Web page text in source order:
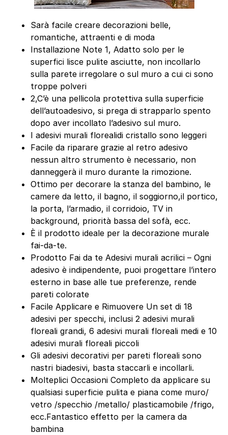
Sarà facile creare decorazioni belle,
romantiche, attraenti e di moda
Installazione Note 1, Adatto solo per le
superfici lisce pulite asciutte, non incollarlo
sulla parete irregolare o sul muro a cui ci sono
troppe polveri
2,C’è una pellicola protettiva sulla superficie
dell’autoadesivo, si prega di strapparlo spento
dopo aver incollato l’adesivo sul muro.
I adesivi murali florealidi cristallo sono leggeri
Facile da riparare grazie al retro adesivo
nessun altro strumento è necessario, non
danneggerà il muro durante la rimozione.
Ottimo per decorare la stanza del bambino, le
camere da letto, il bagno, il soggiorno,il portico,
la porta, l’armadio, il corridoio, TV in
background, priorità bassa del sofà, ecc.
È il prodotto ideale per la decorazione murale
fai-da-te.
Prodotto Fai da te Adesivi murali acrilici – Ogni
adesivo è indipendente, puoi progettare l’intero
esterno in base alle tue preferenze, rende
pareti colorate
Facile Applicare e Rimuovere Un set di 18
adesivi per specchi, inclusi 2 adesivi murali
floreali grandi, 6 adesivi murali floreali medi e 10
adesivi murali floreali piccoli
Gli adesivi decorativi per pareti floreali sono
nastri biadesivi, basta staccarli e incollarli.
Molteplici Occasioni Completo da applicare su
qualsiasi superficie pulita e piana come muro/
vetro /specchio /metallo/ plasticamobile /frigo,
ecc.Fantastico effetto per la camera da
bambina